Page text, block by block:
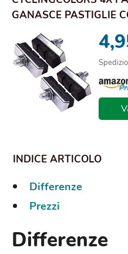
GANASCE PASTIGLIE
EROICA BICI...
Differenze
Prezzi
Differenze